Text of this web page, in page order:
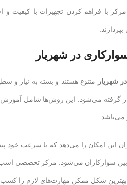
با فراهم کردن تجهیزات با کیفیت
در شهریار
شهریار متنوع هستند و بسته به نیاز
گرفته می‌شود. این روش‌ها شامل
می‌باشد.
این امکان را می‌دهد که با سرعت خود
بین سوارکاران می‌شود. مرکز تخصصی اسب
شکل ممکن مهارت‌های لازم را کسب